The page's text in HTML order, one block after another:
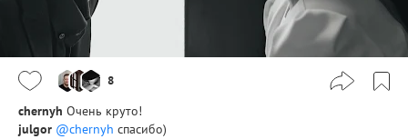
8
chernyh Очень круто!
julgor @chernyh спасибо)